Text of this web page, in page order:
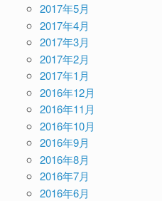
2017年5月
2017年4月
2017年3月
2017年2月
2017年1月
2016年12月
2016年11月
2016年10月
2016年9月
2016年8月
2016年7月
2016年6月